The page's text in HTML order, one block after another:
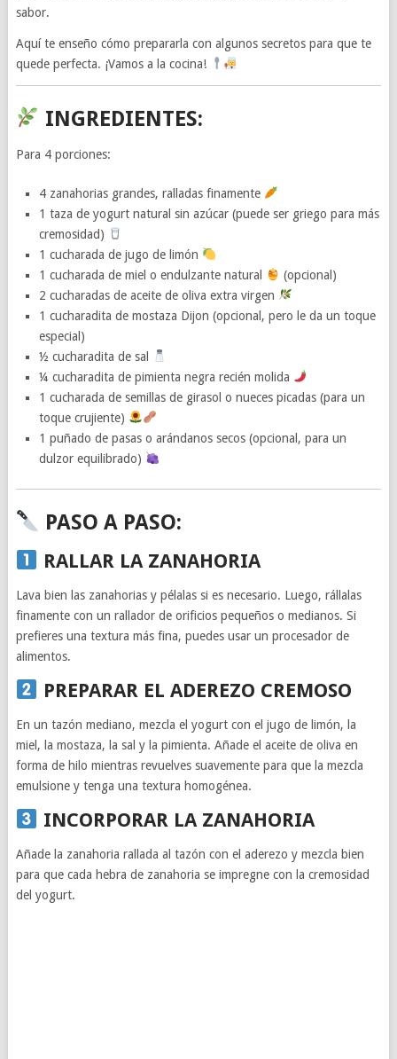
sabor.
Aquí te enseño cómo prepararla con algunos secretos para que te
quede perfecta. ¡Vamos a la cocina!
INGREDIENTES:
Para 4 porciones:
4 zanahorias grandes, ralladas finamente
1 taza de yogurt natural sin azúcar (puede ser griego para más
cremosidad)
1 cucharada de jugo de limón
1 cucharada de miel o endulzante natural
(opcional)
2 cucharadas de aceite de oliva extra virgen
1 cucharadita de mostaza Dijon (opcional, pero le da un toque
especial)
½ cucharadita de sal
¼ cucharadita de pimienta negra recién molida
1 cucharada de semillas de girasol o nueces picadas (para un
toque crujiente)
1 puñado de pasas o arándanos secos (opcional, para un
dulzor equilibrado)
PASO A PASO:
RALLAR LA ZANAHORIA
Lava bien las zanahorias y pélalas si es necesario. Luego, rállalas
finamente con un rallador de orificios pequeños o medianos. Si
prefieres una textura más fina, puedes usar un procesador de
alimentos.
PREPARAR EL ADEREZO CREMOSO
En un tazón mediano, mezcla el yogurt con el jugo de limón, la
miel, la mostaza, la sal y la pimienta. Añade el aceite de oliva en
forma de hilo mientras revuelves suavemente para que la mezcla
emulsione y tenga una textura homogénea.
INCORPORAR LA ZANAHORIA
Añade la zanahoria rallada al tazón con el aderezo y mezcla bien
para que cada hebra de zanahoria se impregne con la cremosidad
del yogurt.